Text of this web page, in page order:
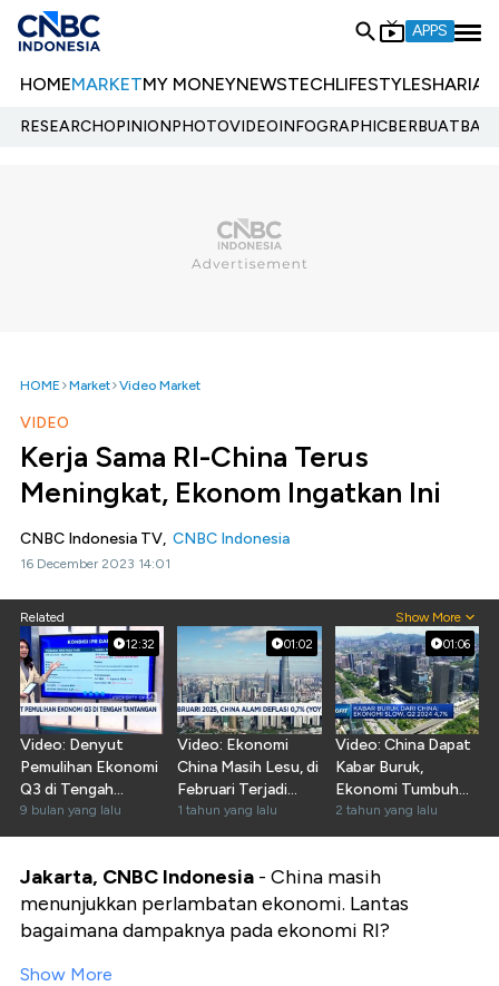
APPS
HOMEMARKETMY MONEYNEWSTECHLIFESTYLESHARIA
RESEARCHOPINIONPHOTOVIDEOINFOGRAPHIC
HOME Market Video Market
VIDEO
Kerja Sama RI-China Terus
Meningkat, Ekonom Ingatkan Ini
CNBC Indonesia TV, CNBC Indonesia
16 December 2023 14:01
Related Show More
12:32
Video: Denyut
Pemulihan Ekonomi
Q3 di Tengah
Tantangan
9 bulan yang lalu
01:02
Video: Ekonomi
China Masih Lesu, di
Februari Terjadi
Deflasi 0,7%
1 tahun yang lalu
01:06
Video: China Dapat
Kabar Buruk,
Ekonomi Tumbuh
Melambat!
2 tahun yang lalu
Jakarta, CNBC Indonesia - China masih
menunjukkan perlambatan ekonomi. Lantas
bagaimana dampaknya pada ekonomi RI?
Show More